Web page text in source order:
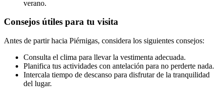
verano.
Consejos útiles para tu visita
Antes de partir hacia Piérnigas, considera los siguientes consejos:
Consulta el clima para llevar la vestimenta adecuada.
Planifica tus actividades con antelación para no perderte nada.
Intercala tiempo de descanso para disfrutar de la tranquilidad
del lugar.